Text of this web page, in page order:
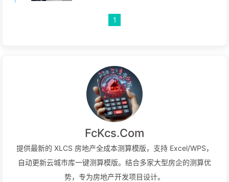
1
FcKcs.Com
提供最新的 XLCS 房地产全成本测算模版，支持 Excel/WPS，
自动更新云城市库一键测算模版。结合多家大型房企的测算优
势，专为房地产开发项目设计。